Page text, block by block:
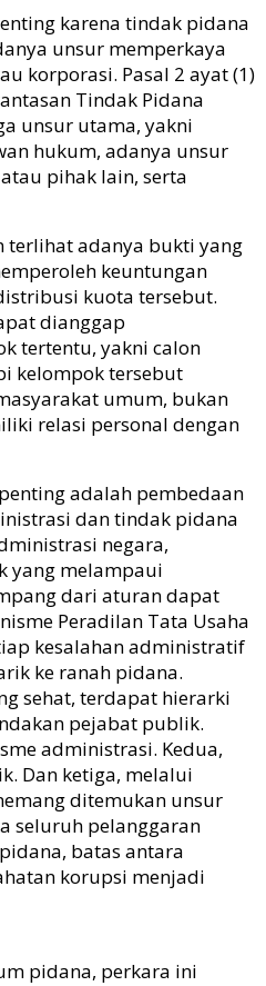
karena tindak pidana
unsur memperkaya
korporasi. Pasal 2 ayat (1)
Tindak Pidana
unsur utama, yakni
hukum, adanya unsur
pihak lain, serta
terlihat adanya bukti yang
keuntungan
kuota tersebut.
dianggap
tertentu, yakni calon
kelompok tersebut
umum, bukan
relasi personal dengan
adalah pembedaan
dan tindak pidana
negara,
yang melampaui
dari aturan dapat
Peradilan Tata Usaha
kesalahan administratif
ke ranah pidana.
sehat, terdapat hierarki
pejabat publik.
administrasi. Kedua,
Dan ketiga, melalui
ditemukan unsur
seluruh pelanggaran
batas antara
korupsi menjadi
pidana, perkara ini